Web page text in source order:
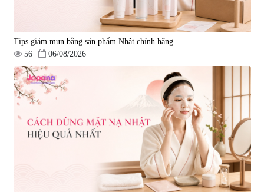
Tips giảm mụn bằng sản phẩm Nhật chính hãng
56
06/08/2026